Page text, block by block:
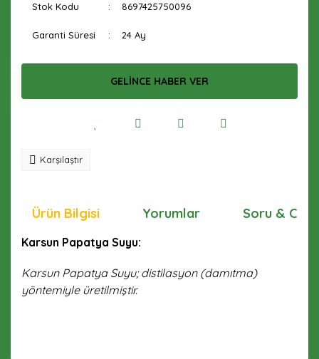
Stok Kodu 8697425750096
Garanti Süresi 24 Ay
GELİNCE HABER VER
Karşılaştır
Ürün Bilgisi Yorumlar Soru &
Karsun Papatya Suyu:
Karsun Papatya Suyu; distilasyon (damıtma)
yöntemiyle üretilmiştir.